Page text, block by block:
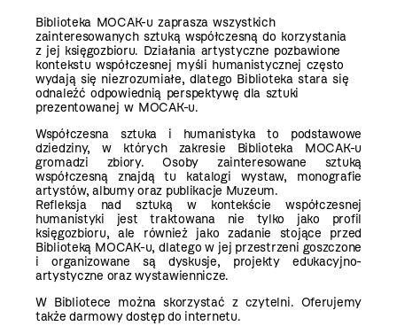
Biblioteka MOCAK-u zaprasza wszystkich
zainteresowanych sztuką współczesną do korzystania
z jej księgozbioru. Działania artystyczne pozbawione
kontekstu współczesnej myśli humanistycznej często
wydają się niezrozumiałe, dlatego Biblioteka stara się
odnaleźć odpowiednią perspektywę dla sztuki
prezentowanej w MOCAK-u.
Współczesna sztuka i humanistyka to podstawowe
dziedziny, w których zakresie Biblioteka MOCAK-u
gromadzi zbiory. Osoby zainteresowane sztuką
współczesną znajdą tu katalogi wystaw, monografie
artystów, albumy oraz publikacje Muzeum.
Refleksja nad sztuką w kontekście współczesnej
humanistyki jest traktowana nie tylko jako profil
księgozbioru, ale również jako zadanie stojące przed
Biblioteką MOCAK-u, dlatego w jej przestrzeni goszczone
i organizowane są dyskusje, projekty edukacyjno-
artystyczne oraz wystawiennicze.
W Bibliotece można skorzystać z czytelni. Oferujemy
także darmowy dostęp do internetu.